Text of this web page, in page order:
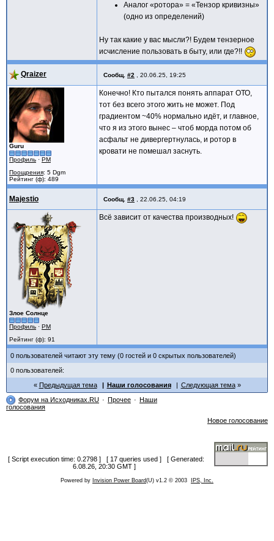
Аналог «ротора» = «Тензор кривизны»
(одно из определений)
Ну так какие у вас мысли?! Будем тензерное
исчисление пользовать в быту, или где?!!
Qraizer Сообщ. #2 20.06.25, 19:25
Guru
Профиль · PM
Поощрения: 5 Dgm
Рейтинг (ф): 489
Конечно! Кто пытался понять аппарат ОТО,
тот без всего этого жить не может. Под
градиентом ~40% нормально идёт, и главное,
что я из этого вынес – чтоб морда потом об
асфальт не дивергертнулась, и ротор в
кровати не помешал заснуть.
Majestio Сообщ. #3 22.06.25, 04:19
Злое Солнце
Профиль · PM
Рейтинг (ф): 91
Всё зависит от качества производных!
0 пользователей читают эту тему (0 гостей и 0 скрытых пользователей)
0 пользователей:
Предыдущая тема
Наши голосования
Следующая тема
Форум на Исходниках.RU
Прочее
Наши
голосования
Новое голосование
[ Script execution time: 0.2798 ] [ 17 queries used ] [ Generated:
6.08.26, 20:30 GMT ]
Powered by Invision Power Board(U) v1.2 © 2003 IPS, Inc.